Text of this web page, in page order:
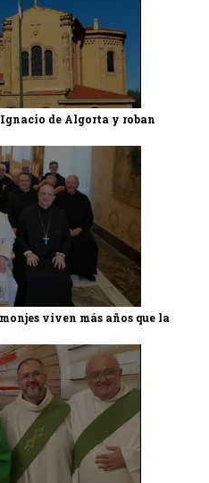
de Algorta y roban
viven más años que la